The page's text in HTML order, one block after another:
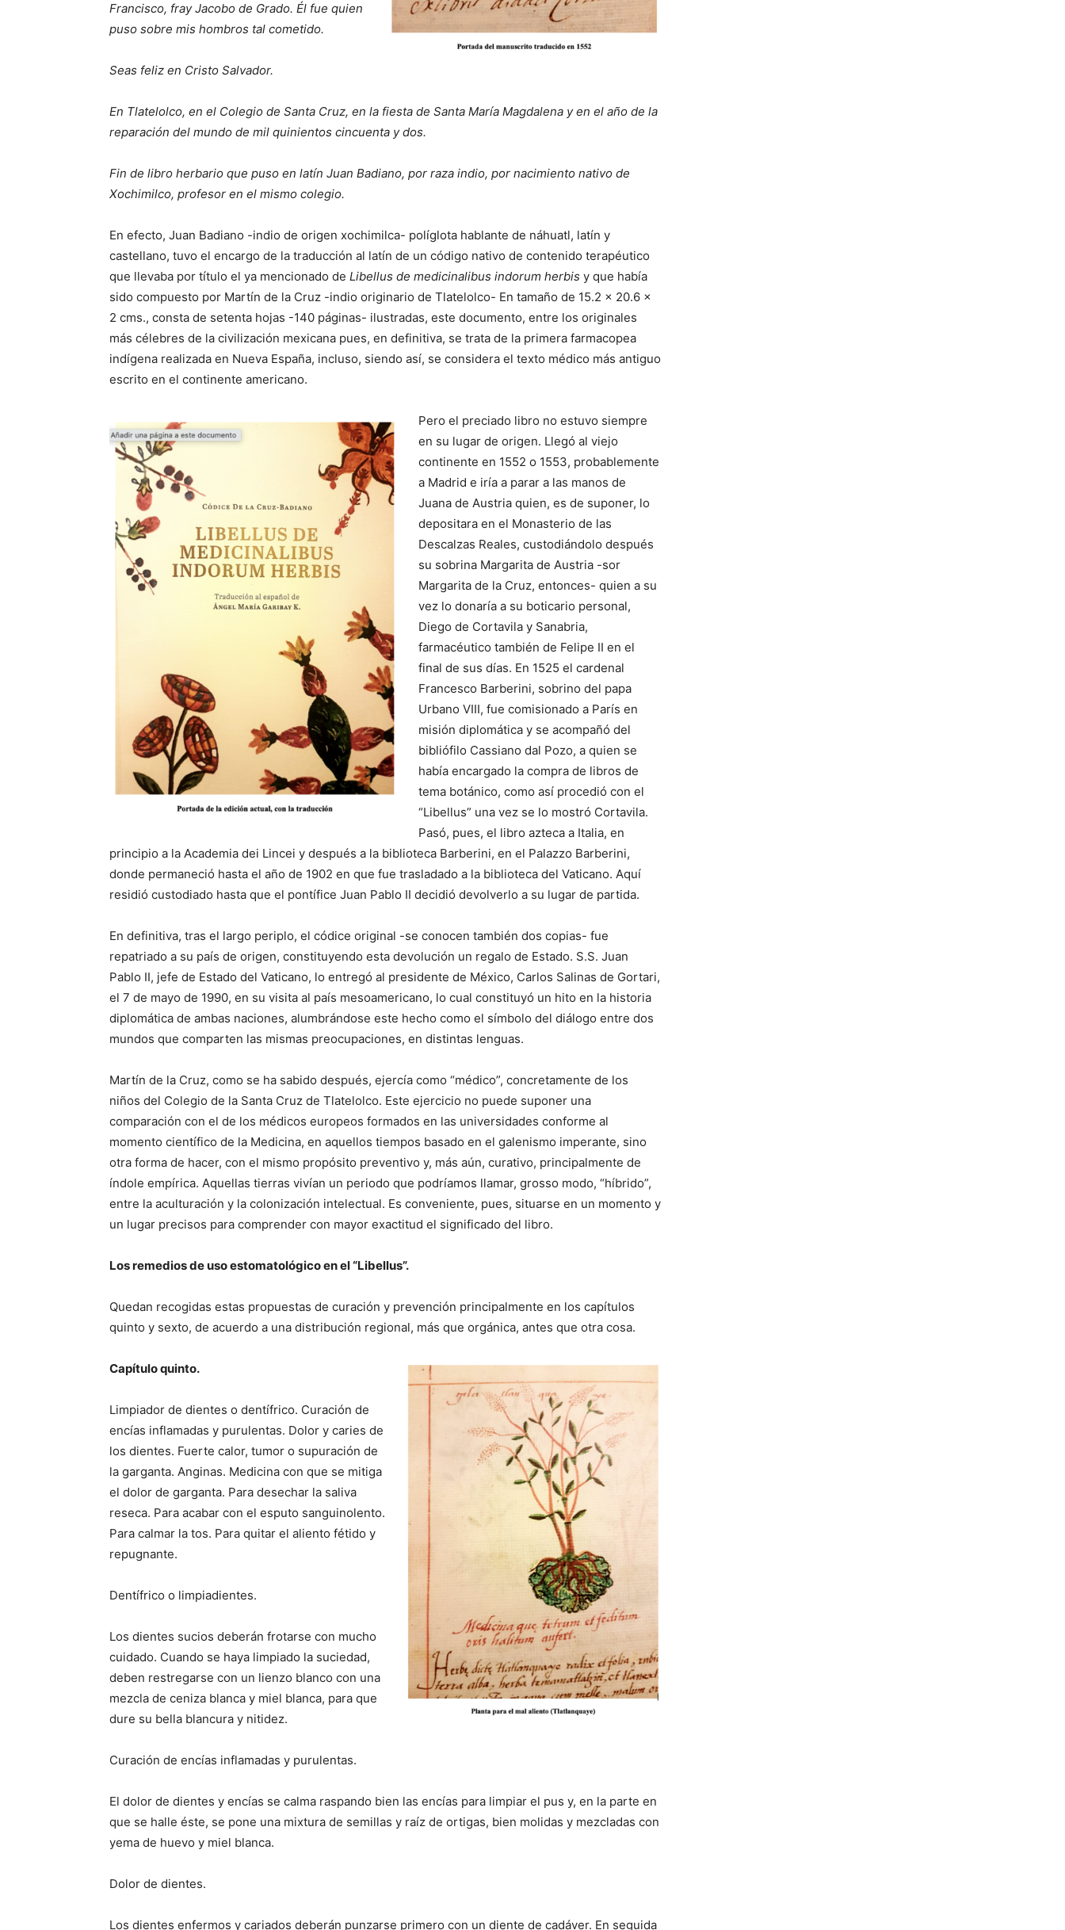
Francisco, fray Jacobo de Grado. Él fue quien
puso sobre mis hombros tal cometido.
Seas feliz en Cristo Salvador.
En Tlatelolco, en el Colegio de Santa Cruz, en la fiesta de Santa María Magdalena y en el año de la
reparación del mundo de mil quinientos cincuenta y dos.
Fin de libro herbario que puso en latín Juan Badiano, por raza indio, por nacimiento nativo de
Xochimilco, profesor en el mismo colegio.
En efecto, Juan Badiano -indio de origen xochimilca- políglota hablante de náhuatl, latín y
castellano, tuvo el encargo de la traducción al latín de un código nativo de contenido terapéutico
que llevaba por título el ya mencionado de Libellus de medicinalibus indorum herbis y que había
sido compuesto por Martín de la Cruz -indio originario de Tlatelolco- En tamaño de 15.2 x 20.6 x
2 cms., consta de setenta hojas -140 páginas- ilustradas, este documento, entre los originales
más célebres de la civilización mexicana pues, en definitiva, se trata de la primera farmacopea
indígena realizada en Nueva España, incluso, siendo así, se considera el texto médico más antiguo
escrito en el continente americano.
Pero el preciado libro no estuvo siempre
en su lugar de origen. Llegó al viejo
continente en 1552 o 1553, probablemente
a Madrid e iría a parar a las manos de
Juana de Austria quien, es de suponer, lo
depositara en el Monasterio de las
Descalzas Reales, custodiándolo después
su sobrina Margarita de Austria -sor
Margarita de la Cruz, entonces- quien a su
vez lo donaría a su boticario personal,
Diego de Cortavila y Sanabria,
farmacéutico también de Felipe II en el
final de sus días. En 1525 el cardenal
Francesco Barberini, sobrino del papa
Urbano VIII, fue comisionado a París en
misión diplomática y se acompañó del
bibliófilo Cassiano dal Pozo, a quien se
había encargado la compra de libros de
tema botánico, como así procedió con el
“Libellus” una vez se lo mostró Cortavila.
Pasó, pues, el libro azteca a Italia, en
principio a la Academia dei Lincei y después a la biblioteca Barberini, en el Palazzo Barberini,
donde permaneció hasta el año de 1902 en que fue trasladado a la biblioteca del Vaticano. Aquí
residió custodiado hasta que el pontífice Juan Pablo II decidió devolverlo a su lugar de partida.
En definitiva, tras el largo periplo, el códice original -se conocen también dos copias- fue
repatriado a su país de origen, constituyendo esta devolución un regalo de Estado. S.S. Juan
Pablo II, jefe de Estado del Vaticano, lo entregó al presidente de México, Carlos Salinas de Gortari,
el 7 de mayo de 1990, en su visita al país mesoamericano, lo cual constituyó un hito en la historia
diplomática de ambas naciones, alumbrándose este hecho como el símbolo del diálogo entre dos
mundos que comparten las mismas preocupaciones, en distintas lenguas.
Martín de la Cruz, como se ha sabido después, ejercía como “médico”, concretamente de los
niños del Colegio de la Santa Cruz de Tlatelolco. Este ejercicio no puede suponer una
comparación con el de los médicos europeos formados en las universidades conforme al
momento científico de la Medicina, en aquellos tiempos basado en el galenismo imperante, sino
otra forma de hacer, con el mismo propósito preventivo y, más aún, curativo, principalmente de
índole empírica. Aquellas tierras vivían un periodo que podríamos llamar, grosso modo, “híbrido”,
entre la aculturación y la colonización intelectual. Es conveniente, pues, situarse en un momento y
un lugar precisos para comprender con mayor exactitud el significado del libro.
Los remedios de uso estomatológico en el “Libellus”.
Quedan recogidas estas propuestas de curación y prevención principalmente en los capítulos
quinto y sexto, de acuerdo a una distribución regional, más que orgánica, antes que otra cosa.
Capítulo quinto.
Limpiador de dientes o dentífrico. Curación de
encías inflamadas y purulentas. Dolor y caries de
los dientes. Fuerte calor, tumor o supuración de
la garganta. Anginas. Medicina con que se mitiga
el dolor de garganta. Para desechar la saliva
reseca. Para acabar con el esputo sanguinolento.
Para calmar la tos. Para quitar el aliento fétido y
repugnante.
Dentífrico o limpiadientes.
Los dientes sucios deberán frotarse con mucho
cuidado. Cuando se haya limpiado la suciedad,
deben restregarse con un lienzo blanco con una
mezcla de ceniza blanca y miel blanca, para que
dure su bella blancura y nitidez.
Curación de encías inflamadas y purulentas.
El dolor de dientes y encías se calma raspando bien las encías para limpiar el pus y, en la parte en
que se halle éste, se pone una mixtura de semillas y raíz de ortigas, bien molidas y mezcladas con
yema de huevo y miel blanca.
Dolor de dientes.
Los dientes enfermos y cariados deberán punzarse primero con un diente de cadáver. En seguida